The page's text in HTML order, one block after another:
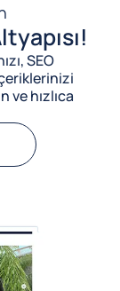
SEO
hızlıca